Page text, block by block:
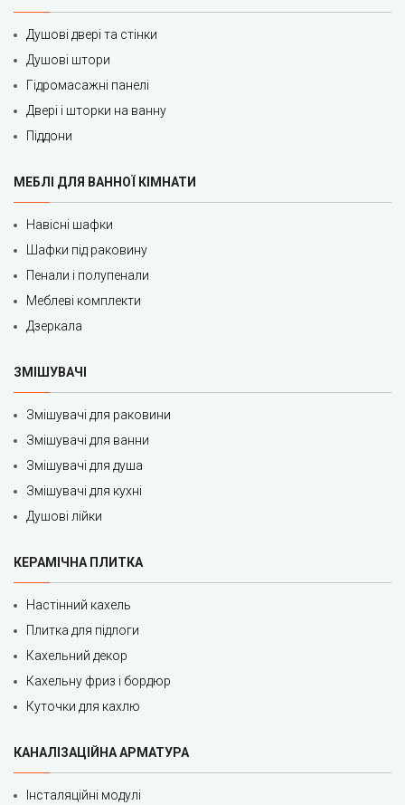
Душові двері та стінки
Душові штори
Гідромасажні панелі
Двері і шторки на ванну
Піддони
МЕБЛІ ДЛЯ ВАННОЇ КІМНАТИ
Навісні шафки
Шафки під раковину
Пенали і полупенали
Меблеві комплекти
Дзеркала
ЗМІШУВАЧІ
Змішувачі для раковини
Змішувачі для ванни
Змішувачі для душа
Змішувачі для кухні
Душові лійки
КЕРАМІЧНА ПЛИТКА
Настінний кахель
Плитка для підлоги
Кахельний декор
Кахельну фриз і бордюр
Куточки для кахлю
КАНАЛІЗАЦІЙНА АРМАТУРА
Інсталяційні модулі